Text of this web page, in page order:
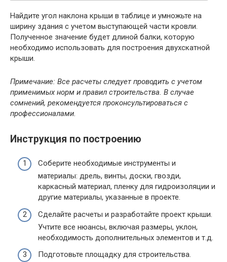
Найдите угол наклона крыши в таблице и умножьте на
ширину здания с учетом выступающей части кровли.
Полученное значение будет длиной балки, которую
необходимо использовать для построения двухскатной
крыши.
Примечание: Все расчеты следует проводить с учетом
применимых норм и правил строительства. В случае
сомнений, рекомендуется проконсультироваться с
профессионалами.
Инструкция по построению
Соберите необходимые инструменты и
материалы: дрель, винты, доски, гвозди,
каркасный материал, пленку для гидроизоляции и
другие материалы, указанные в проекте.
Сделайте расчеты и разработайте проект крыши.
Учтите все нюансы, включая размеры, уклон,
необходимость дополнительных элементов и т.д.
Подготовьте площадку для строительства.